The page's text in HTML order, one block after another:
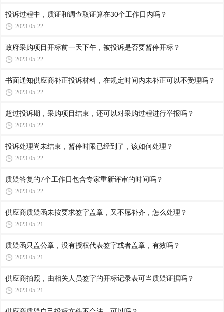
投诉过程中，质证和调查取证算在30个工作日内吗？
2023-05-22
政府采购项目开标前一天下午，被投诉是否要暂停开标？
2023-05-22
书面通知供应商补正投诉材料，在规定时间内未补正可以不受理吗？
2023-05-22
超过投诉期，采购项目结束，还可以对采购过程进行举报吗？
2023-05-22
投诉处理尚未结束，暂停时限已经到了，该如何处理？
2023-05-22
质疑答复的7个工作日包含专家重新评审的时间吗？
2023-05-22
供应商质疑函未按要求签字盖章，又不愿补齐，怎么处理？
2023-05-21
质疑函只盖公章，没有授权代表签字或者盖章，有效吗？
2023-05-21
供应商拍照，由相关人员签字的开标记录表可当质疑证据吗？
2023-05-21